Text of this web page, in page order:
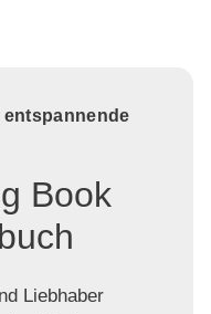
Book
Liebhaber